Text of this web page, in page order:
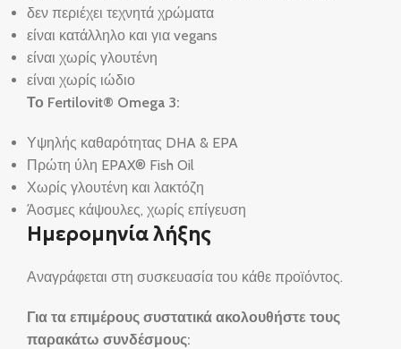
δεν περιέχει τεχνητά χρώματα
είναι κατάλληλο και για vegans
είναι χωρίς γλουτένη
είναι χωρίς ιώδιο
Το Fertilovit® Omega 3:
Υψηλής καθαρότητας DHA & EPA
Πρώτη ύλη EPAX® Fish Oil
Χωρίς γλουτένη και λακτόζη
Άοσμες κάψουλες, χωρίς επίγευση
Ημερομηνία λήξης
Αναγράφεται στη συσκευασία του κάθε προϊόντος.
Για τα επιμέρους συστατικά ακολουθήστε τους
παρακάτω συνδέσμους: